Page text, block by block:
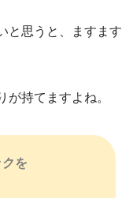
と思うと、ますます
持てますよね。
を